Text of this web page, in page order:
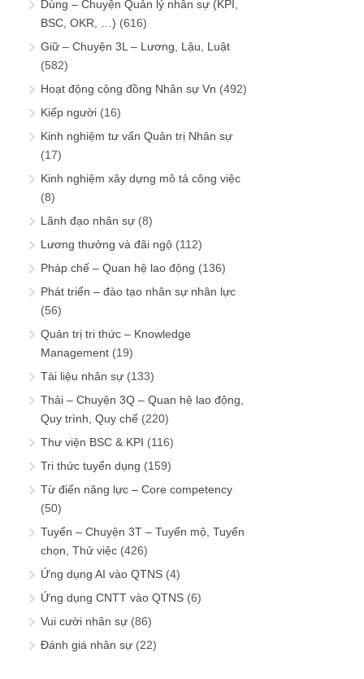
Dùng – Chuyện Quản lý nhân sự (KPI,
BSC, OKR, …) (616)
Giữ – Chuyện 3L – Lương, Lậu, Luật
(582)
Hoạt động cộng đồng Nhân sự Vn (492)
Kiếp người (16)
Kinh nghiệm tư vấn Quản trị Nhân sự
(17)
Kinh nghiệm xây dựng mô tả công việc
(8)
Lãnh đạo nhân sự (8)
Lương thưởng và đãi ngộ (112)
Pháp chế – Quan hệ lao động (136)
Phát triển – đào tạo nhân sự nhân lực
(56)
Quản trị tri thức – Knowledge
Management (19)
Tài liệu nhân sự (133)
Thải – Chuyện 3Q – Quan hệ lao động,
Quy trình, Quy chế (220)
Thư viện BSC & KPI (116)
Tri thức tuyển dụng (159)
Từ điển năng lực – Core competency
(50)
Tuyển – Chuyện 3T – Tuyển mộ, Tuyển
chọn, Thử việc (426)
Ứng dụng AI vào QTNS (4)
Ứng dụng CNTT vào QTNS (6)
Vui cười nhân sự (86)
Đánh giá nhân sự (22)